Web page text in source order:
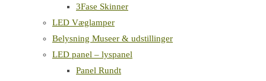
3Fase Skinner
LED Væglamper
Belysning Museer & udstillinger
LED panel – lyspanel
Panel Rundt